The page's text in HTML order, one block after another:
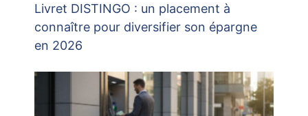
Livret DISTINGO : un placement à
connaître pour diversifier son épargne
en 2026